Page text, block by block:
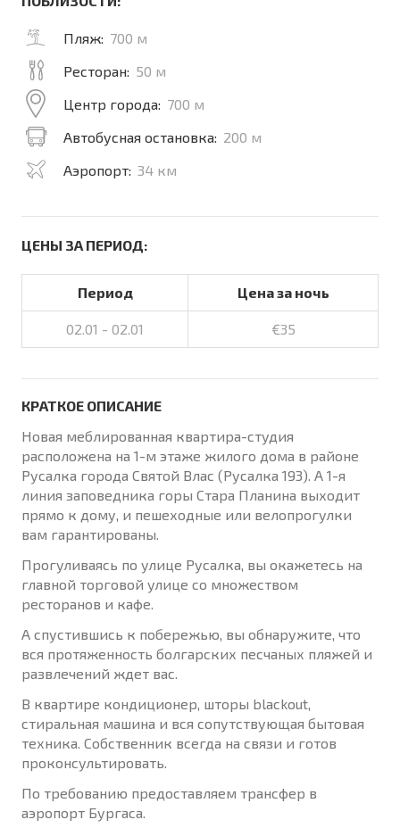
Пляж: 700 м
Ресторан: 50 м
Центр города: 700 м
Автобусная остановка: 200 м
Аэропорт: 34 км
ЦЕНЫ ЗА ПЕРИОД:
Период Цена за ночь
02.01 - 02.01 €35
КРАТКОЕ ОПИСАНИЕ
Новая меблированная квартира-студия
расположена на 1-м этаже жилого дома в районе
Русалка города Святой Влас (Русалка 193). А 1-я
линия заповедника горы Стара Планина выходит
прямо к дому, и пешеходные или велопрогулки
вам гарантированы.
Прогуливаясь по улице Русалка, вы окажетесь на
главной торговой улице со множеством
ресторанов и кафе.
А спустившись к побережью, вы обнаружите, что
вся протяженность болгарских песчаных пляжей и
развлечений ждет вас.
В квартире кондиционер, шторы blackout,
стиральная машина и вся сопутствующая бытовая
техника. Собственник всегда на связи и готов
проконсультировать.
По требованию предоставляем трансфер в
аэропорт Бургаса.